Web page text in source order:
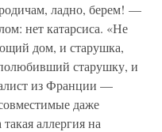
ладно, берем! —
нет катарсиса. «Не
дом, и старушка,
старушку, и
из Франции —
даже
аллергия на